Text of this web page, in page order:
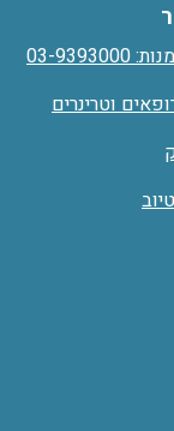
9393000
וטרינרים